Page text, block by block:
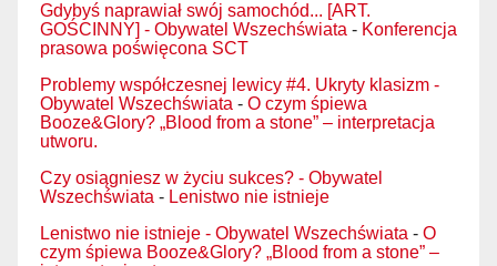
Gdybyś naprawiał swój samochód... [ART.
GOŚCINNY] - Obywatel Wszechświata - Konferencja
prasowa poświęcona SCT
Problemy współczesnej lewicy #4. Ukryty klasizm -
Obywatel Wszechświata - O czym śpiewa
Booze&Glory? „Blood from a stone” – interpretacja
utworu.
Czy osiągniesz w życiu sukces? - Obywatel
Wszechświata - Lenistwo nie istnieje
Lenistwo nie istnieje - Obywatel Wszechświata - O
czym śpiewa Booze&Glory? „Blood from a stone” –